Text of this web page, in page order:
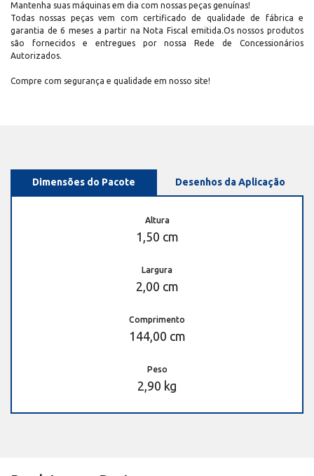
Mantenha suas máquinas em dia com nossas peças genuínas!
Todas nossas peças vem com certificado de qualidade de fábrica e
garantia de 6 meses a partir na Nota Fiscal emitida.Os nossos produtos
são fornecidos e entregues por nossa Rede de Concessionários
Autorizados.
Compre com segurança e qualidade em nosso site!
Dimensões do Pacote Desenhos da Aplicação
Altura
1,50 cm
Largura
2,00 cm
Comprimento
144,00 cm
Peso
2,90 kg